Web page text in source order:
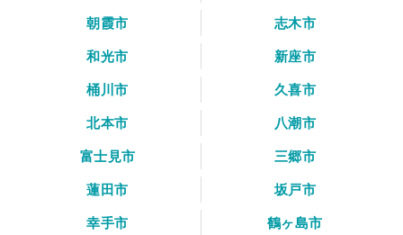
朝霞市
志木市
和光市
新座市
桶川市
久喜市
北本市
八潮市
富士見市
三郷市
蓮田市
坂戸市
幸手市
鶴ヶ島市